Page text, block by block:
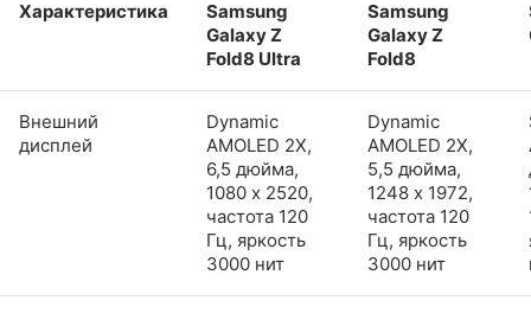
Характеристика
Samsung
Galaxy Z
Fold8 Ultra
Samsung
Galaxy Z
Fold8
Внешний
дисплей
Dynamic
AMOLED 2X,
6,5 дюйма,
1080 x 2520,
частота 120
Гц, яркость
3000 нит
Dynamic
AMOLED 2X,
5,5 дюйма,
1248 x 1972,
частота 120
Гц, яркость
3000 нит